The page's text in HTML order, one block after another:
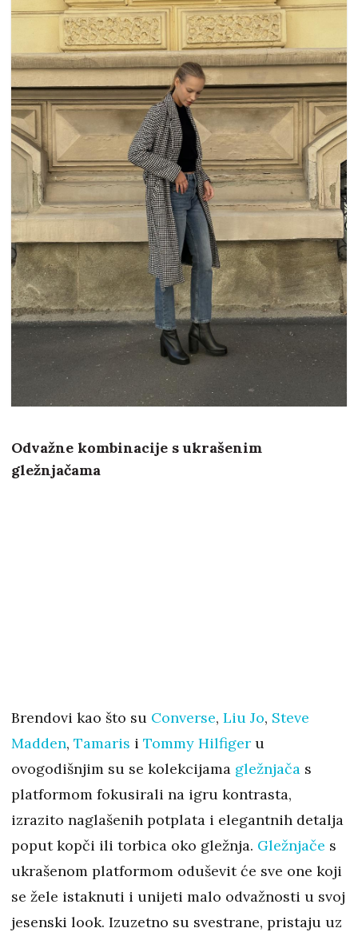
Odvažne kombinacije s ukrašenim
gležnjačama
Brendovi kao što su Converse, Liu Jo, Steve
Madden, Tamaris i Tommy Hilfiger u
ovogodišnjim su se kolekcijama gležnjača s
platformom fokusirali na igru ​​kontrasta,
izrazito naglašenih potplata i elegantnih detalja
poput kopči ili torbica oko gležnja. Gležnjače s
ukrašenom platformom oduševit će sve one koji
se žele istaknuti i unijeti malo odvažnosti u svoj
jesenski look. Izuzetno su svestrane, pristaju uz